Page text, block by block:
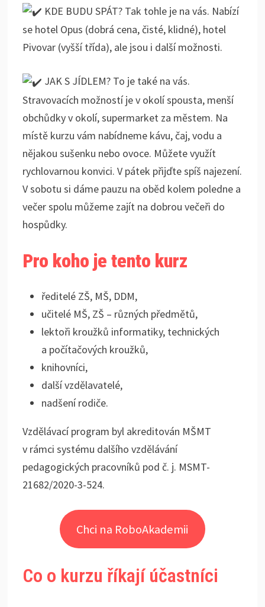
KDE BUDU SPÁT? Tak tohle je na vás. Nabízí
se hotel Opus (dobrá cena, čisté, klidné), hotel
Pivovar (vyšší třída), ale jsou i další možnosti.
JAK S JÍDLEM? To je také na vás.
Stravovacích možností je v okolí spousta, menší
obchůdky v okolí, supermarket za městem. Na
místě kurzu vám nabídneme kávu, čaj, vodu a
nějakou sušenku nebo ovoce. Můžete využít
rychlovarnou konvici. V pátek přijďte spíš najezení.
V sobotu si dáme pauzu na oběd kolem poledne a
večer spolu můžeme zajít na dobrou večeři do
hospůdky.
Pro koho je tento kurz
ředitelé ZŠ, MŠ, DDM,
učitelé MŠ, ZŠ – různých předmětů,
lektoři kroužků informatiky, technických
a počítačových kroužků,
knihovníci,
další vzdělavatelé,
nadšení rodiče.
Vzdělávací program byl akreditován MŠMT
v rámci systému dalšího vzdělávání
pedagogických pracovníků pod č. j. MSMT-
21682/2020-3-524.
Chci na RoboAkademii
Co o kurzu říkají účastníci